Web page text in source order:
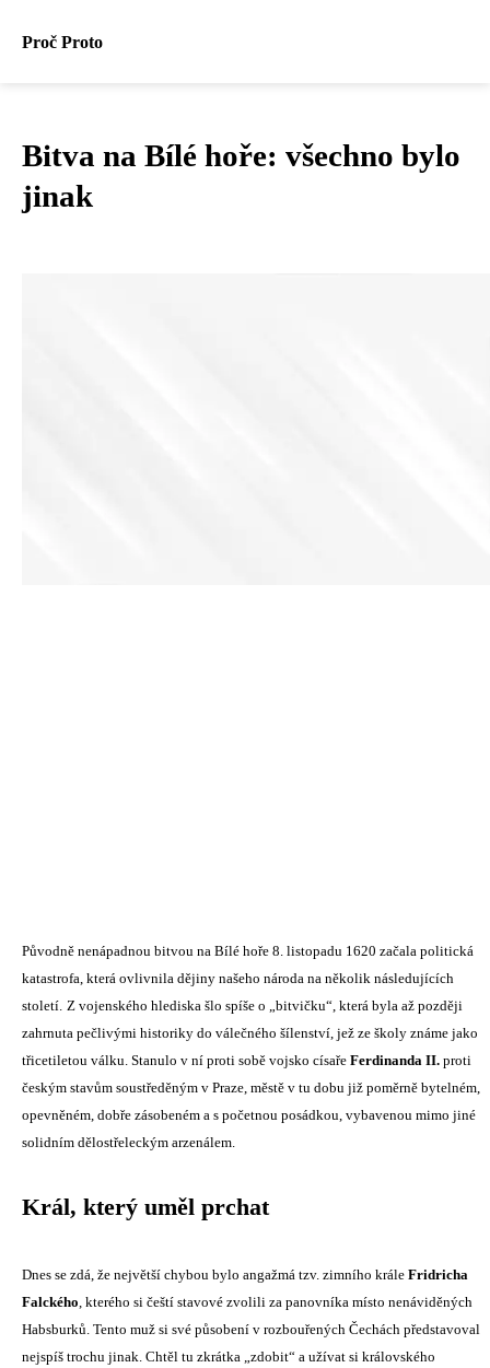
Proč Proto
Bitva na Bílé hoře: všechno bylo
jinak
Původně nenápadnou bitvou na Bílé hoře 8. listopadu 1620 začala politická
katastrofa, která ovlivnila dějiny našeho národa na několik následujících
století. Z vojenského hlediska šlo spíše o „bitvičku“, která byla až později
zahrnuta pečlivými historiky do válečného šílenství, jež ze školy známe jako
třicetiletou válku. Stanulo v ní proti sobě vojsko císaře Ferdinanda II. proti
českým stavům soustředěným v Praze, městě v tu dobu již poměrně bytelném,
opevněném, dobře zásobeném a s početnou posádkou, vybavenou mimo jiné
solidním dělostřeleckým arzenálem.
Král, který uměl prchat
Dnes se zdá, že největší chybou bylo angažmá tzv. zimního krále Fridricha
Falckého, kterého si čeští stavové zvolili za panovníka místo nenáviděných
Habsburků. Tento muž si své působení v rozbouřených Čechách představoval
nejspíš trochu jinak. Chtěl tu zkrátka „zdobit“ a užívat si královského